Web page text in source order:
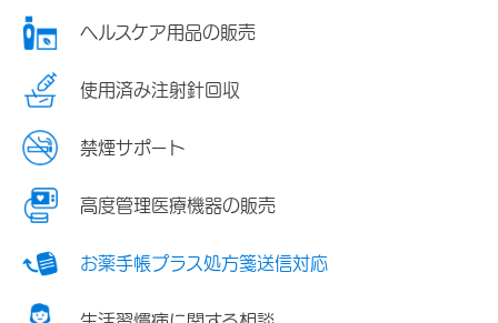
ヘルスケア用品の販売
使用済み注射針回収
禁煙サポート
高度管理医療機器の販売
お薬手帳プラス処方箋送信対応